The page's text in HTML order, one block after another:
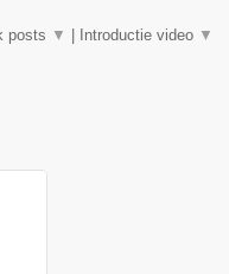
posts ▼ Introductie video ▼